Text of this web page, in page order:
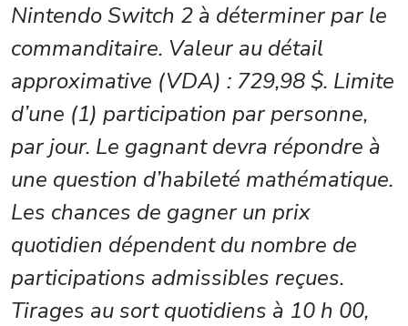
Nintendo Switch 2 à déterminer par le
commanditaire. Valeur au détail
approximative (VDA) : 729,98 $. Limite
d’une (1) participation par personne,
par jour. Le gagnant devra répondre à
une question d’habileté mathématique.
Les chances de gagner un prix
quotidien dépendent du nombre de
participations admissibles reçues.
Tirages au sort quotidiens à 10 h 00,